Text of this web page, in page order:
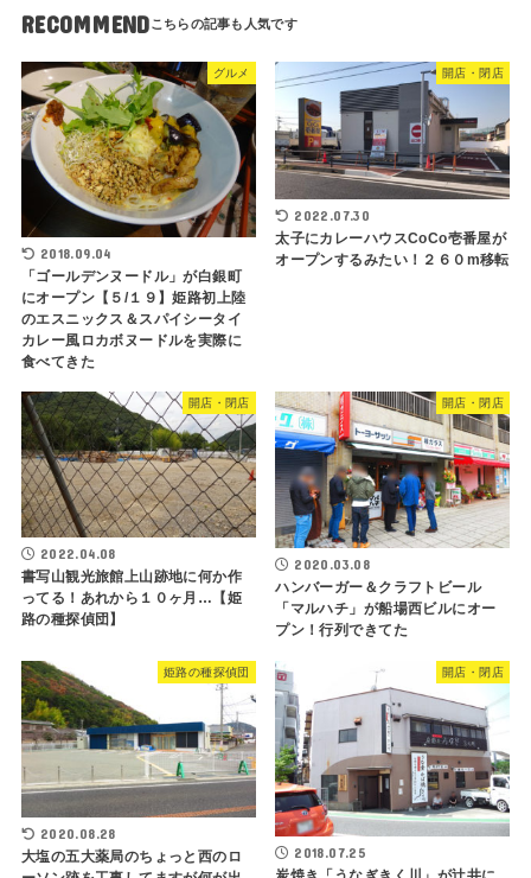
RECOMMEND
グルメ
2018.09.04
「ゴールデンヌードル」が白銀町
にオープン【５/１９】姫路初上陸
のエスニックス＆スパイシータイ
カレー風ロカボヌードルを実際に
食べてきた
開店・閉店
2022.07.30
太子にカレーハウスCoCo壱番屋が
オープンするみたい！２６０m移転
開店・閉店
2022.04.08
書写山観光旅館上山跡地に何か作
ってる！あれから１０ヶ月…【姫
路の種探偵団】
開店・閉店
2020.03.08
ハンバーガー＆クラフトビール
「マルハチ」が船場西ビルにオー
プン！行列できてた
姫路の種探偵団
2020.08.28
大塩の五大薬局のちょっと西のロ
開店・閉店
2018.07.25